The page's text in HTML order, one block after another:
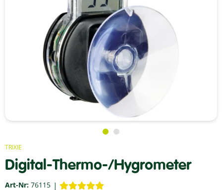
TRIXIE
Digital-Thermo-/Hygrometer
Art-Nr: 76115